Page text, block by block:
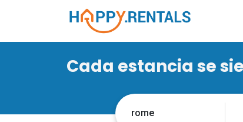
Cada estancia se